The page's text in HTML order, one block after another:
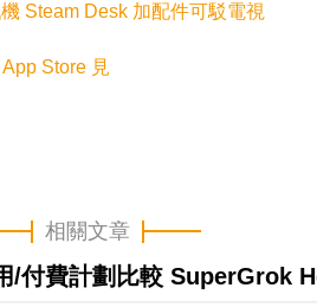
Steam Desk 加配件可駁電視
Store 見
相關文章
/付費計劃比較 SuperGrok